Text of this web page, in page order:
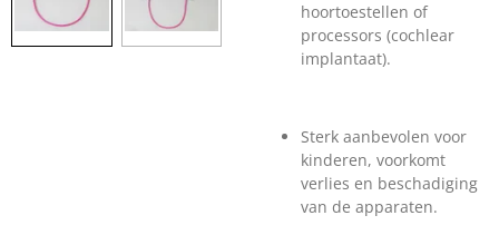
hoortoestellen of
processors (cochlear
implantaat).
Sterk aanbevolen voor
kinderen, voorkomt
verlies en beschadiging
van de apparaten.